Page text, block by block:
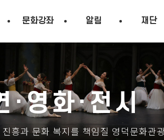
문화강좌 알림 재단
·영화·전시
흥과 문화 복지를 책임질 영덕문화관